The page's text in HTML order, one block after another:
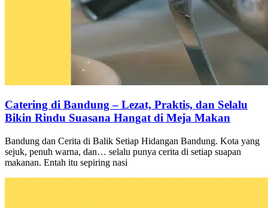
Catering di Bandung – Lezat, Praktis, dan Selalu
Bikin Rindu Suasana Hangat di Meja Makan
Bandung dan Cerita di Balik Setiap Hidangan Bandung. Kota yang
sejuk, penuh warna, dan… selalu punya cerita di setiap suapan
makanan. Entah itu sepiring nasi